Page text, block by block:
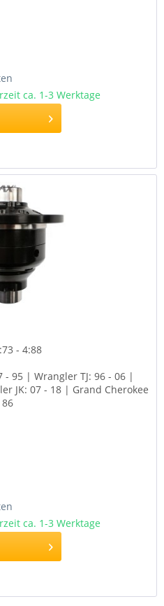
ca. 1-3 Werktage
- 4:88
- 95 | Wrangler TJ: 96 - 06 |
JK: 07 - 18 | Grand Cherokee
86
ca. 1-3 Werktage